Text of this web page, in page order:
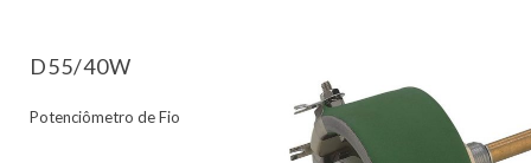
D55/40W
Potenciômetro de Fio